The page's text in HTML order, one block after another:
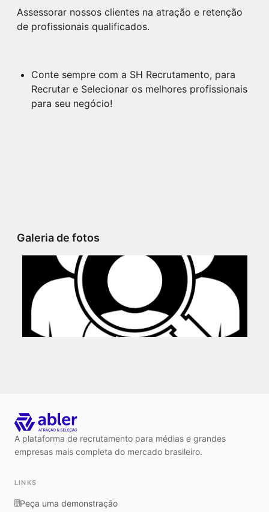
Assessorar nossos clientes na atração e retenção
de profissionais qualificados.
Conte sempre com a SH Recrutamento, para
Recrutar e Selecionar os melhores profissionais
para seu negócio!
Galeria de fotos
A plataforma de recrutamento para médias e grandes
empresas mais completa do mercado brasileiro.
LINKS
Peça uma demonstração